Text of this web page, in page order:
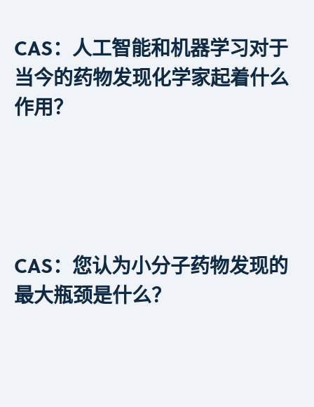
CAS：人工智能和机器学习对于
当今的药物发现化学家起着什么
作用？
CAS：您认为小分子药物发现的
最大瓶颈是什么？